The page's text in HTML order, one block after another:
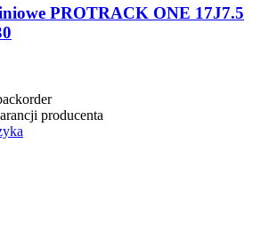
PROTRACK ONE 17J7.5
producenta